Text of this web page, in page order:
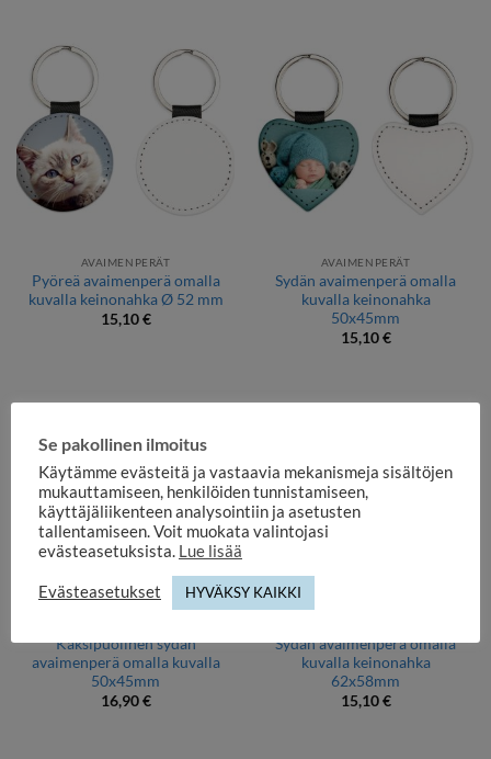
AVAIMENPERÄT
Pyöreä avaimenperä omalla
kuvalla keinonahka Ø 52 mm
15,10€
AVAIMENPERÄT
Sydän avaimenperä omalla
kuvalla keinonahka
50x45mm
15,10€
Kaksipuolinen sydän
avaimenperä omalla kuvalla
50x45mm
16,90€
Sydän avaimenperä omalla
kuvalla keinonahka
62x58mm
15,10€
Se pakollinen ilmoitus
Käytämme evästeitä ja vastaavia mekanismeja sisältöjen
mukauttamiseen, henkilöiden tunnistamiseen,
käyttäjäliikenteen analysointiin ja asetusten
tallentamiseen. Voit muokata valintojasi
evästeasetuksista. Lue lisää
Evästeasetukset HYVÄKSY KAIKKI